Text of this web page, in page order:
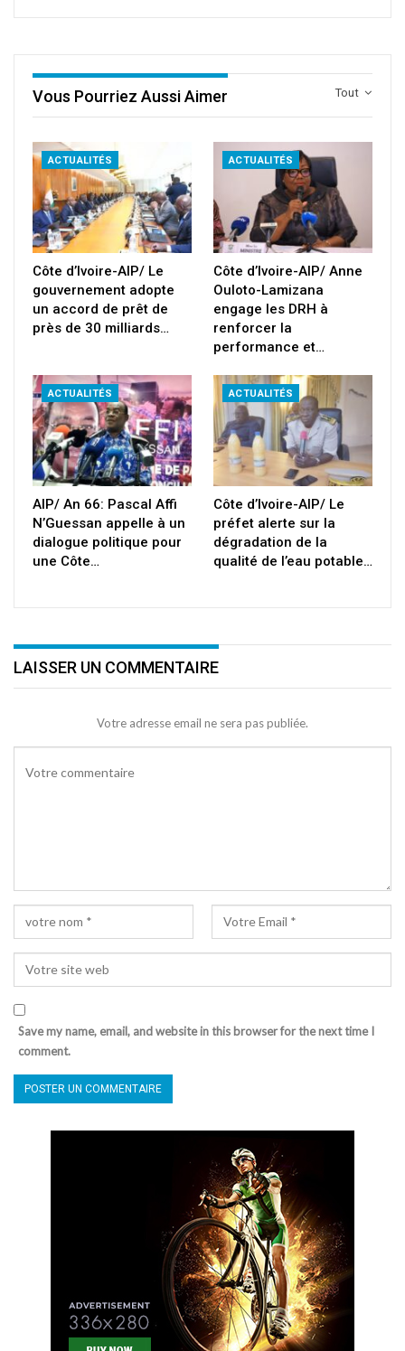
Tout
Vous Pourriez Aussi Aimer
ACTUALITÉS
Côte d’Ivoire-AIP/ Le
gouvernement adopte
un accord de prêt de
près de 30 milliards…
ACTUALITÉS
Côte d’Ivoire-AIP/ Anne
Ouloto-Lamizana
engage les DRH à
renforcer la
performance et…
ACTUALITÉS
AIP/ An 66: Pascal Affi
N’Guessan appelle à un
dialogue politique pour
une Côte…
ACTUALITÉS
Côte d’Ivoire-AIP/ Le
préfet alerte sur la
dégradation de la
qualité de l’eau potable…
LAISSER UN COMMENTAIRE
Votre adresse email ne sera pas publiée.
Save my name, email, and website in this browser for the next time I
comment.